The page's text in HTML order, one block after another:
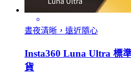
晝夜清晰，遠近隨心
Insta360 Luna Ultra 標
貨